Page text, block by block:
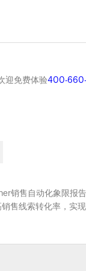
迎免费体验400-
销售自动化象限报
售线索转化率，实现